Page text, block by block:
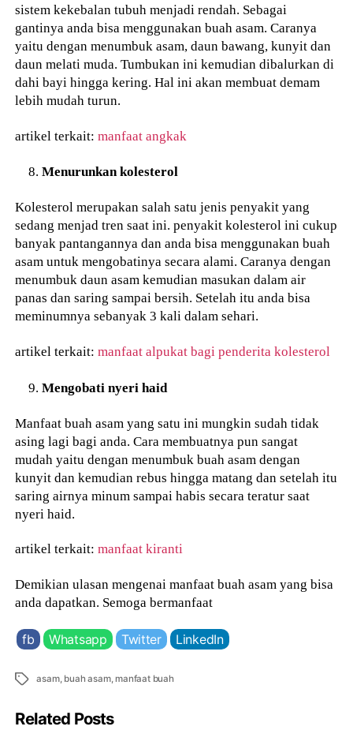
sistem kekebalan tubuh menjadi rendah. Sebagai
gantinya anda bisa menggunakan buah asam. Caranya
yaitu dengan menumbuk asam, daun bawang, kunyit dan
daun melati muda. Tumbukan ini kemudian dibalurkan di
dahi bayi hingga kering. Hal ini akan membuat demam
lebih mudah turun.
artikel terkait:manfaat angkak
Menurunkan kolesterol
Kolesterol merupakan salah satu jenis penyakit yang
sedang menjad tren saat ini. penyakit kolesterol ini cukup
banyak pantangannya dan anda bisa menggunakan buah
asam untuk mengobatinya secara alami. Caranya dengan
menumbuk daun asam kemudian masukan dalam air
panas dan saring sampai bersih. Setelah itu anda bisa
meminumnya sebanyak 3 kali dalam sehari.
artikel terkait:manfaat alpukat bagi penderita kolesterol
Mengobati nyeri haid
Manfaat buah asam yang satu ini mungkin sudah tidak
asing lagi bagi anda. Cara membuatnya pun sangat
mudah yaitu dengan menumbuk buah asam dengan
kunyit dan kemudian rebus hingga matang dan setelah itu
saring airnya minum sampai habis secara teratur saat
nyeri haid.
artikel terkait:manfaat kiranti
Demikian ulasan mengenai manfaat buah asam yang bisa
anda dapatkan. Semoga bermanfaat
fb Whatsapp Twitter LinkedIn
Tags asam, buah asam,manfaat buah
Related Posts